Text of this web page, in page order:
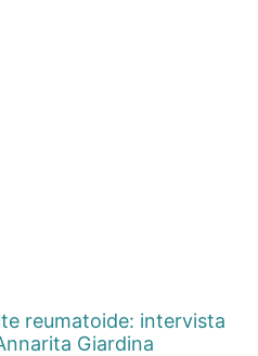
reumatoide: intervista
Giardina